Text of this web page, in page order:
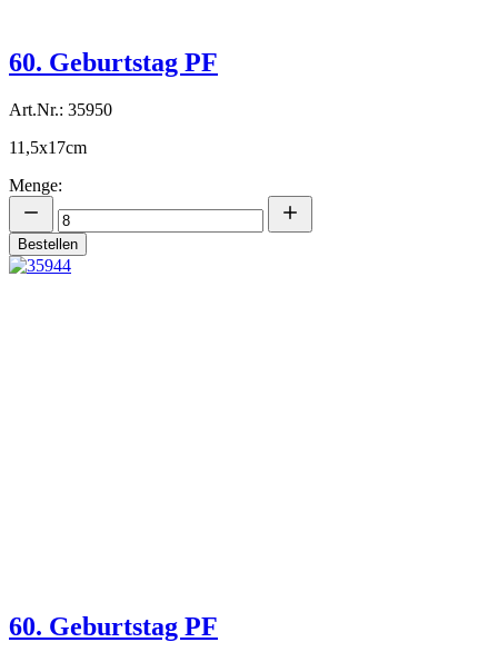
60. Geburtstag PF
Art.Nr.: 35950
11,5x17cm
Menge:
Bestellen
60. Geburtstag PF